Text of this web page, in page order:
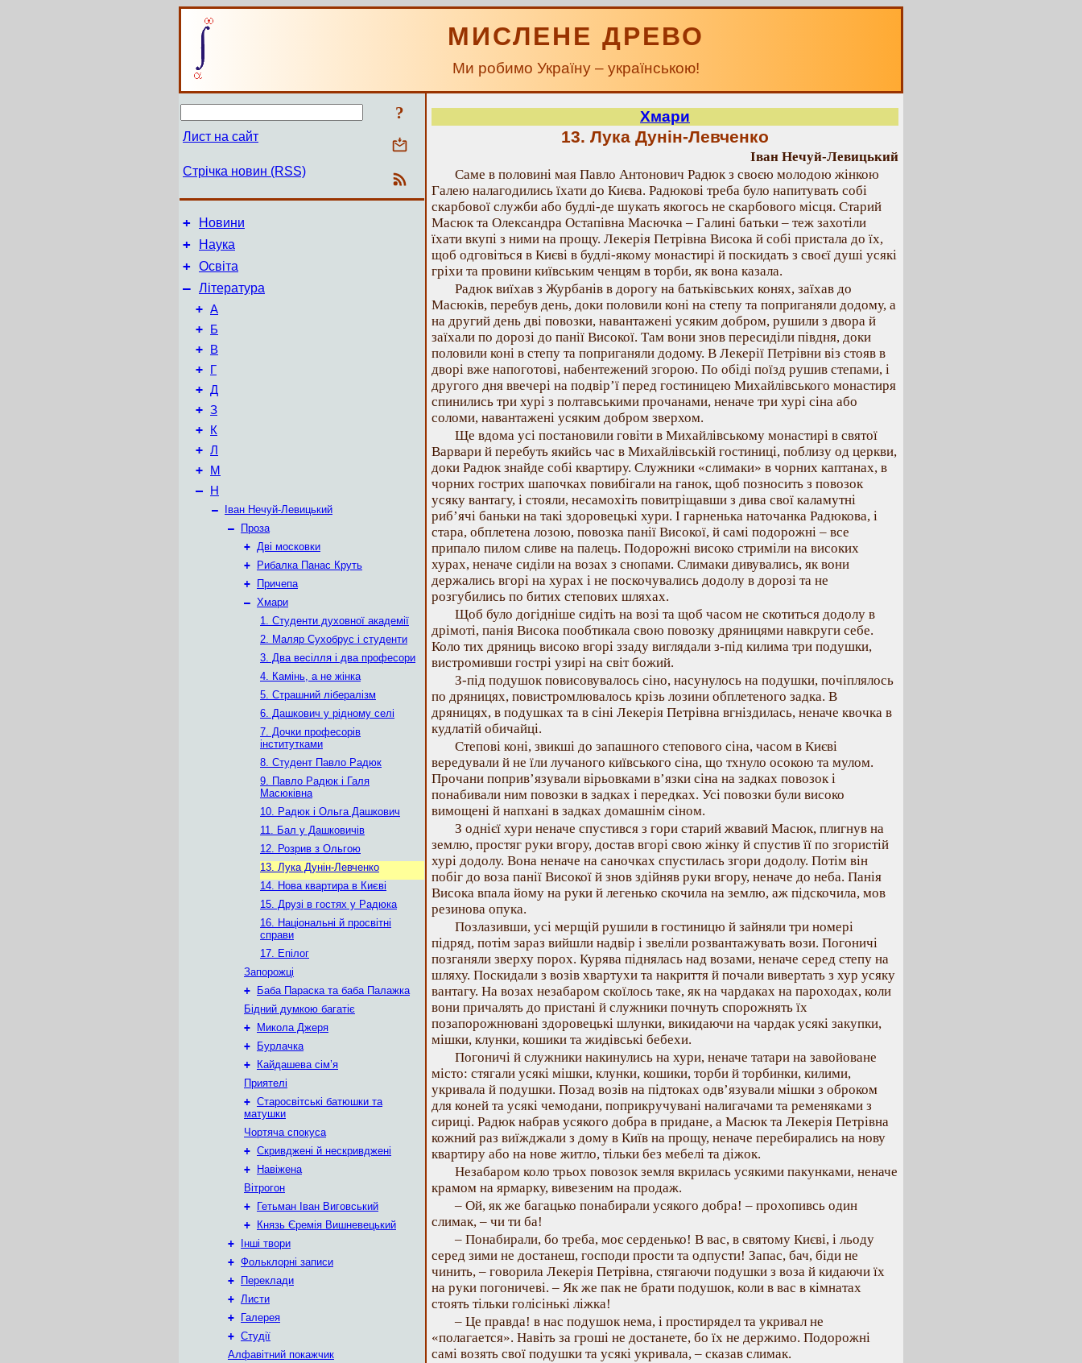
МИСЛЕНЕ ДРЕВО
Ми робимо Україну – українською!
?
Лист на сайт
Стрічка новин (RSS)
+ Новини
+ Наука
+ Освіта
– Література
+ А
+ Б
+ В
+ Г
+ Д
+ З
+ К
+ Л
+ М
– Н
–
Іван Нечуй-Левицький
–
Проза
+ Дві московки
+
Рибалка Панас Круть
+
Причепа
– Хмари
1. Студенти духовної академії
2. Маляр Сухобрус і студенти
3. Два весілля і два професори
4. Камінь, а не жінка
5. Страшний лібералізм
6. Дашкович у рідному селі
7. Дочки професорів
інститутками
8. Студент Павло Радюк
9. Павло Радюк і Галя
Масюківна
10. Радюк і Ольга Дашкович
11. Бал у Дашковичів
12. Розрив з Ольгою
13. Лука Дунін-Левченко
14. Нова квартира в Києві
15. Друзі в гостях у Радюка
16. Національні й просвітні
справи
17. Епілог
Запорожці
+
Баба Параска та баба Палажка
Бідний думкою багатіє
+
Микола Джеря
+
Бурлачка
+
Кайдашева сім’я
Приятелі
+ Старосвітські батюшки та
матушки
Чортяча спокуса
+ Скривджені й нескривджені
+
Навіжена
Вітрогон
+
Гетьман Іван Виговський
+
Князь Єремія Вишневецький
+
Інші твори
+ Фольклорні записи
+
Переклади
+ Листи
+
Галерея
+ Студії
Алфавітний покажчик
Хмари
13. Лука Дунін-Левченко
Іван Нечуй-Левицький
Саме в половині мая Павло Антонович Радюк з своєю молодою жінкою
Галею налагодились їхати до Києва. Радюкові треба було напитувать собі
скарбової служби або будлі-де шукать якогось не скарбового місця. Старий
Масюк та Олександра Остапівна Масючка – Галині батьки – теж захотіли
їхати вкупі з ними на прощу. Лекерія Петрівна Висока й собі пристала до їх,
щоб одговіться в Києві в будлі-якому монастирі й поскидать з своєї душі усякі
гріхи та провини київським ченцям в торби, як вона казала.
Радюк виїхав з Журбанів в дорогу на батьківських конях, заїхав до
Масюків, перебув день, доки половили коні на степу та поприганяли додому, а
на другий день дві повозки, навантажені усяким добром, рушили з двора й
заїхали по дорозі до панії Високої. Там вони знов пересиділи півдня, доки
половили коні в степу та поприганяли додому. В Лекерії Петрівни віз стояв в
дворі вже напоготові, набентежений згорою. По обіді поїзд рушив степами, і
другого дня ввечері на подвір’ї перед гостиницею Михайлівського монастиря
спинились три хурі з полтавськими прочанами, неначе три хурі сіна або
соломи, навантажені усяким добром зверхом.
Ще вдома усі постановили говіти в Михайлівському монастирі в святої
Варвари й перебуть якийсь час в Михайлівській гостиниці, поблизу од церкви,
доки Радюк знайде собі квартиру. Служники «слимаки» в чорних каптанах, в
чорних гострих шапочках повибігали на ганок, щоб позносить з повозок
усяку вантагу, і стояли, несамохіть повитріщавши з дива свої каламутні
риб’ячі баньки на такі здоровецькі хури. І гарненька наточанка Радюкова, і
стара, обплетена лозою, повозка панії Високої, й самі подорожні – все
припало пилом сливе на палець. Подорожні високо стриміли на високих
хурах, неначе сиділи на возах з снопами. Слимаки дивувались, як вони
держались вгорі на хурах і не поскочувались додолу в дорозі та не
розгубились по битих степових шляхах.
Щоб було догідніше сидіть на возі та щоб часом не скотиться додолу в
дрімоті, панія Висока пообтикала свою повозку дряницями навкруги себе.
Коло тих дряниць високо вгорі ззаду виглядали з-під килима три подушки,
вистромивши гострі узирі на світ божий.
З-під подушок повисовувалось сіно, насунулось на подушки, почіплялось
по дряницях, повистромлювалось крізь лозини обплетеного задка. В
дряницях, в подушках та в сіні Лекерія Петрівна вгніздилась, неначе квочка в
кудлатій обичайці.
Степові коні, звикші до запашного степового сіна, часом в Києві
вередували й не їли лучаного київського сіна, що тхнуло осокою та мулом.
Прочани поприв’язували вірьовками в’язки сіна на задках повозок і
понабивали ним повозки в задках і передках. Усі повозки були високо
вимощені й напхані в задках домашнім сіном.
З однієї хури неначе спустився з гори старий жвавий Масюк, плигнув на
землю, простяг руки вгору, достав вгорі свою жінку й спустив її по згористій
хурі додолу. Вона неначе на саночках спустилась згори додолу. Потім він
побіг до воза панії Високої й знов здійняв руки вгору, неначе до неба. Панія
Висока впала йому на руки й легенько скочила на землю, аж підскочила, мов
резинова опука.
Позлазивши, усі мерщій рушили в гостиницю й зайняли три номері
підряд, потім зараз вийшли надвір і звеліли розвантажувать вози. Погоничі
позганяли зверху порох. Курява піднялась над возами, неначе серед степу на
шляху. Поскидали з возів хвартухи та накриття й почали вивертать з хур усяку
вантагу. На возах незабаром скоїлось таке, як на чардаках на пароходах, коли
вони причалять до пристані й служники почнуть спорожнять їх
позапорожнювані здоровецькі шлунки, викидаючи на чардак усякі закупки,
мішки, клунки, кошики та жидівські бебехи.
Погоничі й служники накинулись на хури, неначе татари на завойоване
місто: стягали усякі мішки, клунки, кошики, торби й торбинки, килими,
укривала й подушки. Позад возів на підтоках одв’язували мішки з оброком
для коней та усякі чемодани, поприкручувані налигачами та ременяками з
сириці. Радюк набрав усякого добра в придане, а Масюк та Лекерія Петрівна
кожний раз виїжджали з дому в Київ на прощу, неначе перебирались на нову
квартиру або на нове житло, тільки без мебелі та діжок.
Незабаром коло трьох повозок земля вкрилась усякими пакунками, неначе
крамом на ярмарку, вивезеним на продаж.
– Ой, як же багацько понабирали усякого добра! – прохопивсь один
слимак, – чи ти ба!
– Понабирали, бо треба, моє серденько! В вас, в святому Києві, і льоду
серед зими не достанеш, господи прости та одпусти! Запас, бач, біди не
чинить, – говорила Лекерія Петрівна, стягаючи подушки з воза й кидаючи їх
на руки погоничеві. – Як же пак не брати подушок, коли в вас в кімнатах
стоять тільки голісінькі ліжка!
– Це правда! в нас подушок нема, і простирядел та укривал не
«полагается». Навіть за гроші не достанете, бо їх не держимо. Подорожні
самі возять свої подушки та усякі укривала, – сказав слимак.